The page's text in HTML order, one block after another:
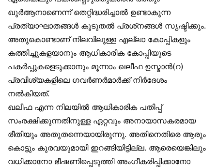
ഖുർആനാണെന്ന് തെറ്റിദ്ധരിച്ചാൽ ഉണ്ടാകുന്ന
പ്രത്യാഘാതങ്ങൾ കൂടുതൽ പ്രശ്‌നങ്ങൾ സൃഷ്ടിക്കും.
അതുകൊണ്ടാണ് നിലവിലുള്ള എല്ലാ കോപ്പികളും
കത്തിച്ചുകളയാനും ആധികാരിക കോപ്പിയുടെ
പകർപ്പുകളെടുക്കാനും മൂന്നാം ഖലീഫ ഉസ്മാൻ(റ)
പ്രവിശ്യകളിലെ ഗവർണർമാർക്ക് നിർദേശം
നൽകിയത്.
ഖലീഫ എന്ന നിലയിൽ ആധികാരിക പതിപ്പ്
സംരക്ഷിക്കുന്നതിനുള്ള ഏറ്റവും അനായാസകരമായ
രീതിയും അതുതന്നെയായിരുന്നു. അതിനെതിരെ ആരും
കൊട്ടും കുരവയുമായി ഇറങ്ങിയിട്ടില്ല. ആരെയെങ്കിലും
വധിക്കാനോ ഭീഷണിപ്പെടുത്തി അംഗീകരിപ്പിക്കാനോ